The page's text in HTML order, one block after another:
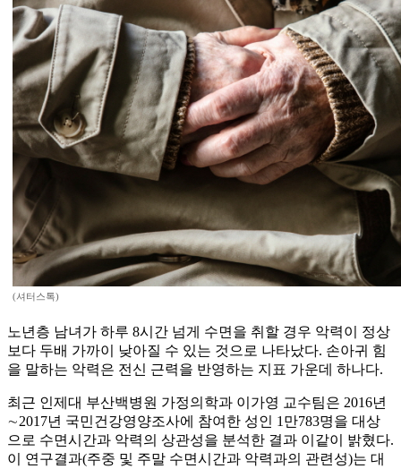
(셔터스톡)
노년층 남녀가 하루 8시간 넘게 수면을 취할 경우 악력이 정상
보다 두배 가까이 낮아질 수 있는 것으로 나타났다. 손아귀 힘
을 말하는 악력은 전신 근력을 반영하는 지표 가운데 하나다.
최근 인제대 부산백병원 가정의학과 이가영 교수팀은 2016년
∼2017년 국민건강영양조사에 참여한 성인 1만783명을 대상
으로 수면시간과 악력의 상관성을 분석한 결과 이같이 밝혔다.
이 연구결과(주중 및 주말 수면시간과 악력과의 관련성)는 대